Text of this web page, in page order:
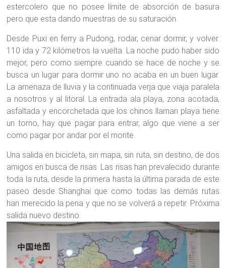
estercolero que no posee límite de absorción de basura
pero que esta dando muestras de su saturación.
Desde Puxi en ferry a Pudong, rodar, cenar dormir, y volver.
110 ida y 72 kilómetros la vuelta. La noche pudo haber sido
mejor, pero como siempre cuando se hace de noche y se
busca un lugar para dormir uno no acaba en un buen lugar.
La amenaza de lluvia y la continuada verja que viaja paralela
a nosotros y al litoral. La entrada ala playa, zona acotada,
asfaltada y encorchetada que los chinos llaman playa tiene
un torno, hay que pagar para entrar, algo que viene a ser
como pagar por andar por el monte.
Una salida en bicicleta, sin mapa, sin ruta, sin destino, de dos
amigos en busca de risas. Las risas han prevalecido durante
toda la ruta, desde la primera hasta la última parada de este
paseo desde Shanghai que como todas las demás rutas
han merecido la pena y que no se volverá a repetir. Próxima
salida nuevo destino.